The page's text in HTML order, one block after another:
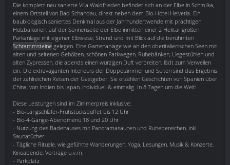
Die komplett neu sanierte Villa Waldfrieden befindet sich an der Elbe in Schmilka,
einem Ortsteil von Bad Schandau, direkt neben dem Bio-Hotel Helvetia. Ein
baubiologisch saniertes Denkmal aus der Jahrhundertwende mit prächtigen
Holzbalkonen, auf der Sonnenseite der Elbe inmitten einer 2 Hektar großen
Parkanlage mit eigener Elbwiese, Strand und mit Blick auf die berühmten
Schrammsteine gelegen. Eine Gartenanlage wie an den oberitalienischen Seen mit
alten und seltenen Gehölzen, schönen Parkwegen, Ruhebänken, Liegestühlen und
alten Zypressen, die abends einen würzigen Duft verbreiten, lädt zum Verweilen
ein. Die extravaganten Interieurs der Doppelzimmer und Suiten sind das Ergebnis
der zahlreichen Reisen der Gastgeber. Sie erzählen Geschichten von Spanien über
China, von Indien bis Japan, individuell & einmalig. In 8 Tagen um die Welt!
Diese Leistungen sind im Zimmerpreis inklusive:
- Bio-Langschläfer-Frühstücksbuffet bis 12 Uhr
- Bio-4-Gänge-Abendmenü 18 und 20 Uhr
- Nutzung des Badehauses mit Panoramasaunen und Ruhebereichen, inkl.
Saunatücher
- Tägliche Rituale, wie geführte Wanderungen, Yoga, Lesungen, Musik & Konzerte,
Kinoabende, Vorträge u.v.m.
- Parkplatz